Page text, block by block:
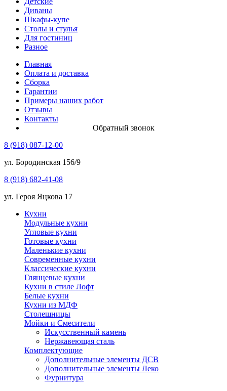
Диваны
Шкафы-купе
Столы и стулья
Для гостиниц
Разное
Главная
Оплата и доставка
Сборка
Гарантии
Примеры наших работ
Отзывы
Контакты
Обратный звонок
8 (918) 087-12-00
ул. Бородинская 156/9
8 (918) 682-41-08
ул. Героя Яцкова 17
Кухни
Модульные кухни
Угловые кухни
Готовые кухни
Маленькие кухни
Современные кухни
Классические кухни
Глянцевые кухни
Кухни в стиле Лофт
Белые кухни
Кухни из МДФ
Столешницы
Мойки и Смесители
Искусственный камень
Нержавеющая сталь
Комплектующие
Дополнительные элементы ДСВ
Дополнительные элементы Леко
Фурнитура